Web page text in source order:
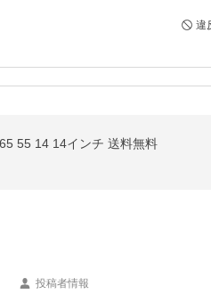
違
55 14 14インチ 送料無料
投稿者情報